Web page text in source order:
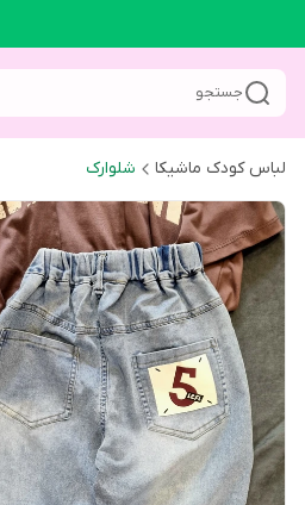
جستجو
لباس کودک ماشیکا شلوارک